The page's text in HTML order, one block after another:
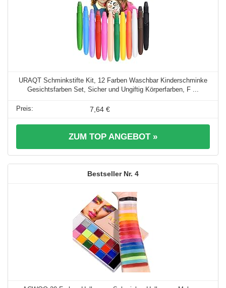
URAQT Schminkstifte Kit, 12 Farben Waschbar Kinderschminke
Gesichtsfarben Set, Sicher und Ungiftig Körperfarben, F ...
7,64 €
ZUM TOP ANGEBOT »
4